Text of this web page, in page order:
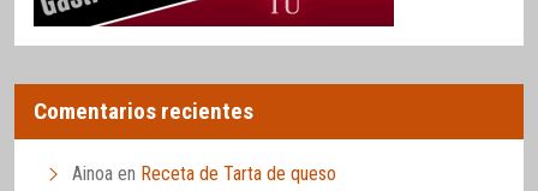
Comentarios recientes
Ainoa en Receta de Tarta de queso